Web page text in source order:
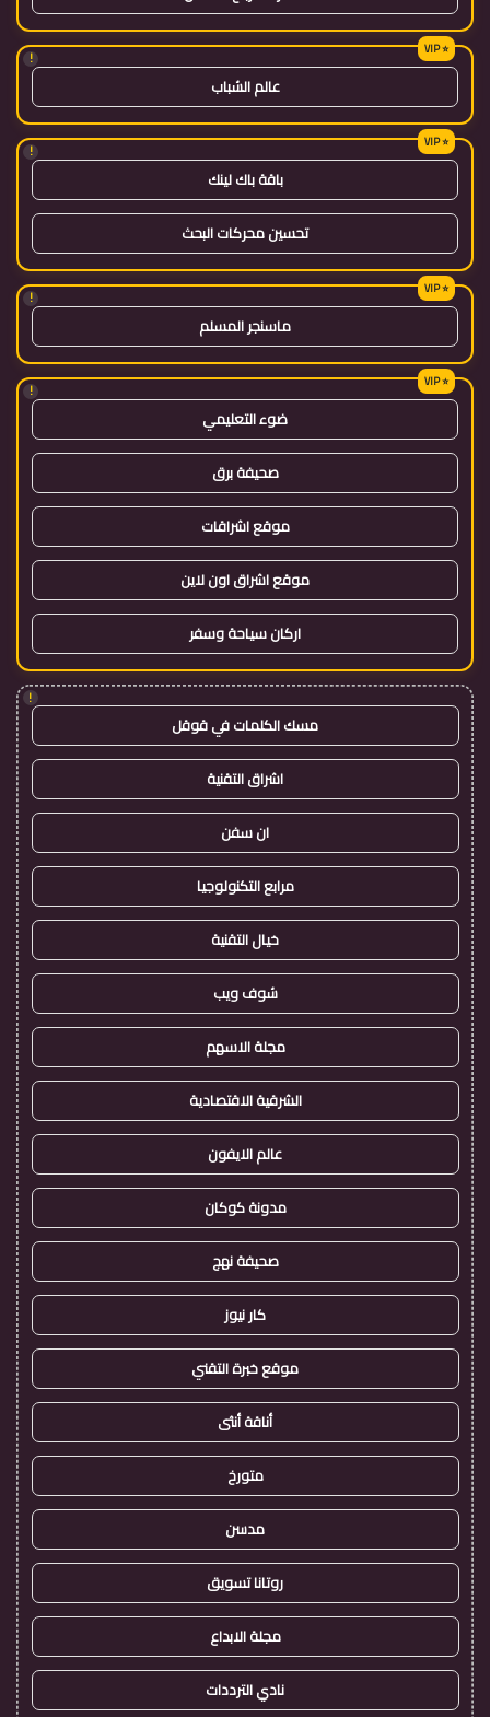
!
عالم الشباب
!
باقة باك لينك
تحسين محركات البحث
!
ماسنجر المسلم
!
ضوء التعليمي
صحيفة برق
موقع اشراقات
موقع اشراق اون لاين
اركان سياحة وسفر
!
مسك الكلمات في قوقل
اشراق التقنية
ان سفن
مرابع التكنولوجيا
خيال التقنية
شوف ويب
مجلة الاسهم
الشرقية الاقتصادية
عالم الايفون
مدونة كوكان
صحيفة نهج
كار نيوز
موقع خبرة التقني
أناقة أنثى
متورخ
مدسن
روتانا تسويق
مجلة الابداع
نادي الترددات